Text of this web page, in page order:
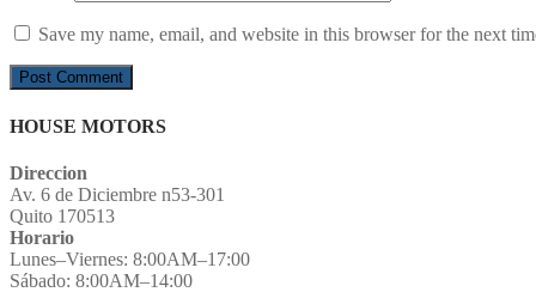
Save my name, email, and website in this browser for the next
HOUSE MOTORS
Direccion
Av. 6 de Diciembre n53-301
Quito 170513
Horario
Lunes–Viernes: 8:00AM–17:00
Sábado: 8:00AM–14:00